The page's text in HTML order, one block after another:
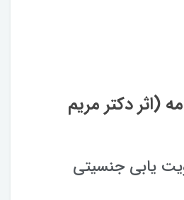
(اثر دکتر مریم
‌یابی جنسیتی